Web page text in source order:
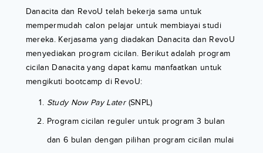
Danacita dan RevoU telah bekerja sama untuk
mempermudah calon pelajar untuk membiayai studi
mereka. Kerjasama yang diadakan Danacita dan RevoU
menyediakan program cicilan. Berikut adalah program
cicilan Danacita yang dapat kamu manfaatkan untuk
mengikuti bootcamp di RevoU:
Study Now Pay Later(SNPL)
Program cicilan reguler untuk program 3 bulan
dan 6 bulan dengan pilihan program cicilan mulai